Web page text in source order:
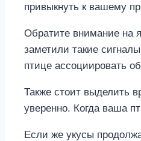
привыкнуть к вашему
Обратите внимание на
заметили такие
птице ассоциировать
Также стоит выделить
уверенно. Когда ваша
Если же укусы